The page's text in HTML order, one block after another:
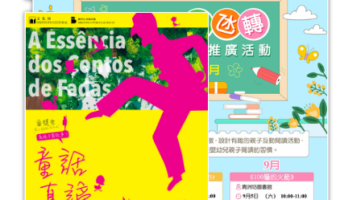
2025年嬰幼兒親子閱讀推廣活動-嬰幼繪
本氹氹轉（10-12月）
活動日期： 2025年10月11日